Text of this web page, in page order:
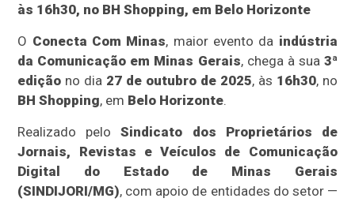
às 16h30, no BH Shopping, em Belo Horizonte
O Conecta Com Minas, maior evento da indústria
da Comunicação em Minas Gerais, chega à sua 3ª
edição no dia 27 de outubro de 2025, às 16h30, no
BH Shopping, em Belo Horizonte.
Realizado peloSindicato dos Proprietários de
Jornais, Revistas e Veículos de Comunicação
Digital do Estado de Minas Gerais
(SINDIJORI/MG), com apoio de entidades do setor —